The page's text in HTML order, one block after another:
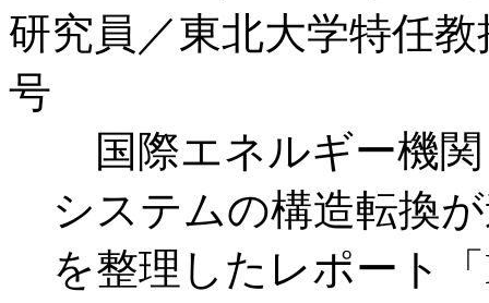
研究員／東北大学特任教
号
国際エネルギー機関
システムの構造転換
を整理したレポート